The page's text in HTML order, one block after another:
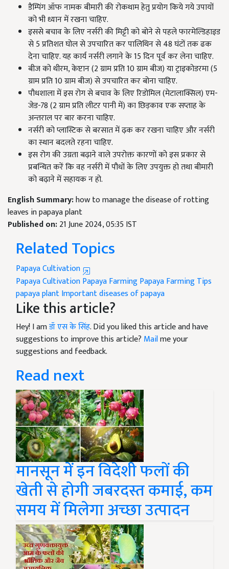
डैम्पिंग ऑफ नामक बीमारी की रोकथाम हेतु प्रयोग किये गये उपायों
को भी ध्यान में रखना चाहिए.
इससे बचाव के लिए नर्सरी की मिट्टी को बोने से पहले फारमेल्डिहाइड
से 5 प्रतिशत घोल से उपचारित कर पालिथिन से 48 घंटों तक ढक
देना चाहिए. यह कार्य नर्सरी लगाने के 15 दिन पूर्व कर लेना चाहिए.
बीज को थीरम, केप्टान (2 ग्राम प्रति 10 ग्राम बीज) या ट्राइकोडरमा (5
ग्राम प्रति 10 ग्राम बीज) से उपचारित कर बोना चाहिए.
पौधशाला में इस रोग से बचाव के लिए रिडोमिल (मेटालाक्सिल) एम-
जेड-78 (2 ग्राम प्रति लीटर पानी में) का छिड़काव एक सप्ताह के
अन्तराल पर बार करना चाहिए.
नर्सरी को प्लास्टिक से बरसात में ढ़क कर रखना चाहिए और नर्सरी
का स्थान बदलते रहना चाहिए.
इस रोग की उग्रता बढ़ाने वाले उपरोक्त कारणों को इस प्रकार से
प्रबन्धित करें कि वह नर्सरी में पौधों के लिए उपयुक्त हो तथा बीमारी
को बढ़ाने में सहायक न हो.
English Summary:how to manage the disease of rotting
leaves in papaya plant
Published on:21 June 2024, 05:35 IST
Related Topics
Papaya Cultivation
Papaya CultivationPapaya FarmingPapaya Farming Tips
papaya plantImportant diseases of papaya
Like this article?
Hey! I amडॉ एस के सिंह. Did you liked this article and have
suggestions to improve this article? Mailme your
suggestions and feedback.
Read next
मानसून में इन विदेशी फलों की
खेती से होगी जबरदस्त कमाई, कम
समय में मिलेगा अच्छा उत्पादन